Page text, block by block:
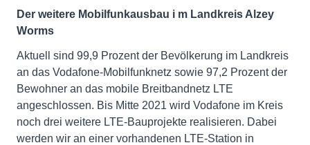
Der weitere Mobilfunkausbau i m Landkreis Alzey
Worms
Aktuell sind 99,9 Prozent der Bevölkerung im Landkreis
an das Vodafone-Mobilfunknetz sowie 97,2 Prozent der
Bewohner an das mobile Breitbandnetz LTE
angeschlossen. Bis Mitte 2021 wird Vodafone im Kreis
noch drei weitere LTE-Bauprojekte realisieren. Dabei
werden wir an einer vorhandenen LTE-Station in